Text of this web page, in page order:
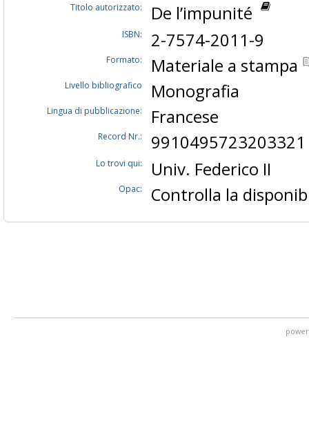
Titolo autorizzato: De l’impunité
ISBN: 2-7574-2011-9
Formato: Materiale a stampa
Livello bibliografico Monografia
Lingua di pubblicazione: Francese
Record Nr.: 9910495723203321
Lo trovi qui: Univ. Federico II
Opac: Controlla la